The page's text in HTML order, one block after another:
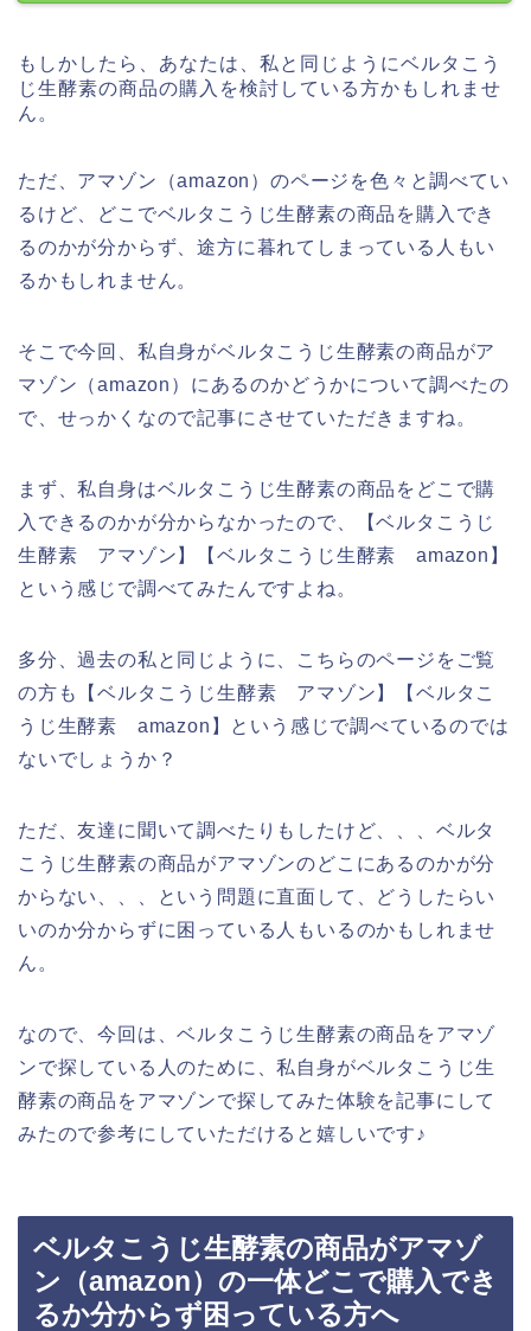
もしかしたら、あなたは、私と同じようにベルタこう
じ生酵素の商品の購入を検討している方かもしれませ
ん。
ただ、アマゾン（amazon）のページを色々と調べてい
るけど、どこでベルタこうじ生酵素の商品を購入でき
るのかが分からず、途方に暮れてしまっている人もい
るかもしれません。
そこで今回、私自身がベルタこうじ生酵素の商品がア
マゾン（amazon）にあるのかどうかについて調べたの
で、せっかくなので記事にさせていただきますね。
まず、私自身はベルタこうじ生酵素の商品をどこで購
入できるのかが分からなかったので、【ベルタこうじ
生酵素 アマゾン】【ベルタこうじ生酵素 amazon】
という感じで調べてみたんですよね。
多分、過去の私と同じように、こちらのページをご覧
の方も【ベルタこうじ生酵素 アマゾン】【ベルタこ
うじ生酵素 amazon】という感じで調べているのでは
ないでしょうか？
ただ、友達に聞いて調べたりもしたけど、、、ベルタ
こうじ生酵素の商品がアマゾンのどこにあるのかが分
からない、、、という問題に直面して、どうしたらい
いのか分からずに困っている人もいるのかもしれませ
ん。
なので、今回は、ベルタこうじ生酵素の商品をアマゾ
ンで探している人のために、私自身がベルタこうじ生
酵素の商品をアマゾンで探してみた体験を記事にして
みたので参考にしていただけると嬉しいです♪
ベルタこうじ生酵素の商品がアマゾ
ン（amazon）の一体どこで購入でき
るか分からず困っている方へ